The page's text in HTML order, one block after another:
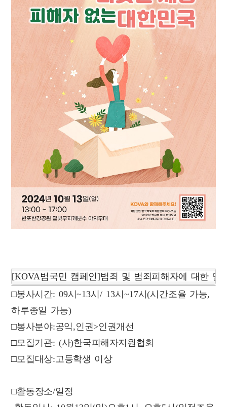
[KOVA범국민 캠페인]범죄 및 범죄피해자에 대한 인
□봉사시간: 09시~13시 / 13시 ~17시(시간조율 가능,
하루종일 가능)
□봉사분야:공익,인권>인권개선
□모집기관: (사)한국피해자지원협회
□모집대상:고등학생 이상
□활동장소/일정